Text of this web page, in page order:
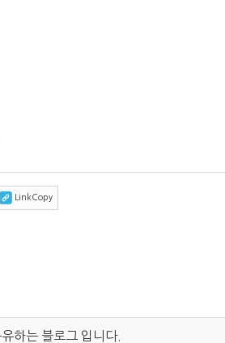
LinkCopy
하는 블로그 입니다.